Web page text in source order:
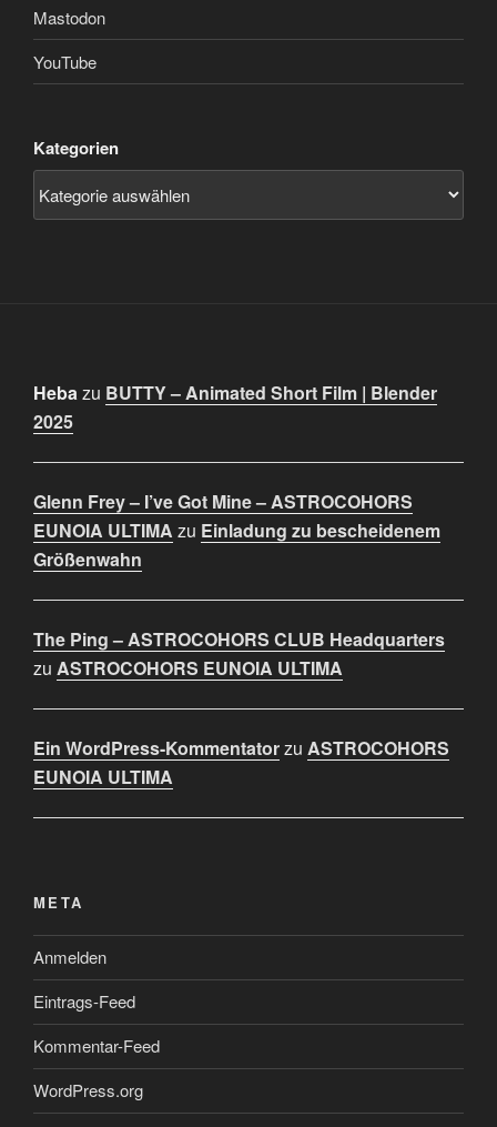
Mastodon
YouTube
Kategorien
Hebazu BUTTY – Animated Short Film | Blender
2025
Glenn Frey – I’ve Got Mine – ASTROCOHORS
EUNOIA ULTIMA zu Einladung zu bescheidenem
Größenwahn
The Ping – ASTROCOHORS CLUB Headquarters
zu ASTROCOHORS EUNOIA ULTIMA
Ein WordPress-Kommentatorzu ASTROCOHORS
EUNOIA ULTIMA
META
Anmelden
Eintrags-Feed
Kommentar-Feed
WordPress.org